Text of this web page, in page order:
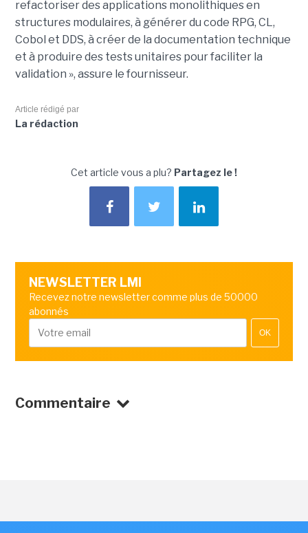
refactoriser des applications monolithiques en
structures modulaires, à générer du code RPG, CL,
Cobol et DDS, à créer de la documentation technique
et à produire des tests unitaires pour faciliter la
validation », assure le fournisseur.
Article rédigé par
La rédaction
Cet article vous a plu? Partagez le !
NEWSLETTER LMI
Recevez notre newsletter comme plus de 50000
abonnés
OK
Commentaire